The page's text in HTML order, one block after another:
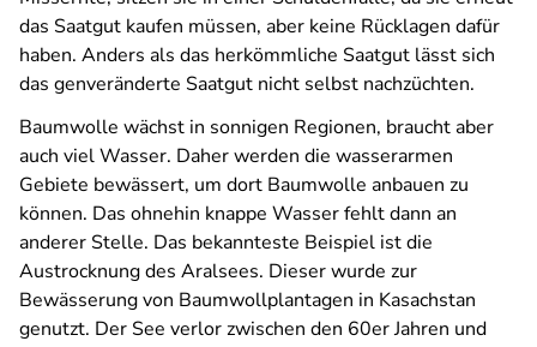
das Saatgut kaufen müssen, aber keine Rücklagen dafür
haben. Anders als das herkömmliche Saatgut lässt sich
das genveränderte Saatgut nicht selbst nachzüchten.
Baumwolle wächst in sonnigen Regionen, braucht aber
auch viel Wasser. Daher werden die wasserarmen
Gebiete bewässert, um dort Baumwolle anbauen zu
können. Das ohnehin knappe Wasser fehlt dann an
anderer Stelle. Das bekannteste Beispiel ist die
Austrocknung des Aralsees. Dieser wurde zur
Bewässerung von Baumwollplantagen in Kasachstan
genutzt. Der See verlor zwischen den 60er Jahren und